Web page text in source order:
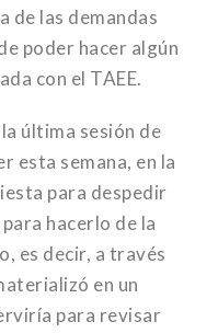
de las demandas
poder hacer algún
con el TAEE.
última sesión de
esta semana, en la
para despedir
hacerlo de la
es decir, a través
en un
para revisar